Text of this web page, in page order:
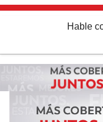
Hable